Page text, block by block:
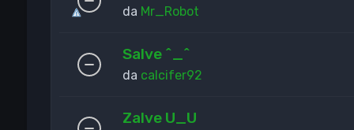
da Mr_Robot
Salve ^_^
da calcifer92
Zalve U_U